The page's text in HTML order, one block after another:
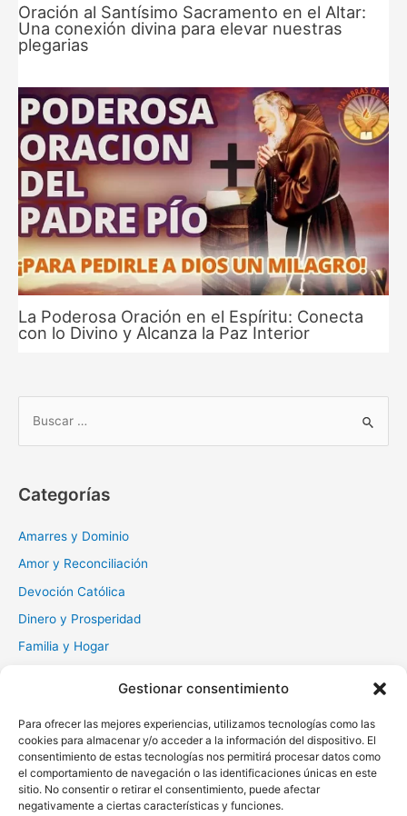
Gestionar consentimiento
Para ofrecer las mejores experiencias, utilizamos tecnologías como las
cookies para almacenar y/o acceder a la información del dispositivo. El
consentimiento de estas tecnologías nos permitirá procesar datos como
el comportamiento de navegación o las identificaciones únicas en este
sitio. No consentir o retirar el consentimiento, puede afectar
negativamente a ciertas características y funciones.
Oración al Santísimo Sacramento en el Altar:
Una conexión divina para elevar nuestras
plegarias
La Poderosa Oración en el Espíritu: Conecta
con lo Divino y Alcanza la Paz Interior
a
r
Categorías
Amarres y Dominio
Amor y Reconciliación
Devoción Católica
Dinero y Prosperidad
Familia y Hogar
Muerte y Difuntos
Oraciones Diarias
Otras
Protección y Liberación